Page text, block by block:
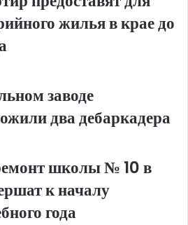
жилья в крае до
заводе
два дебаркадера
школы № 10 в
к началу
года